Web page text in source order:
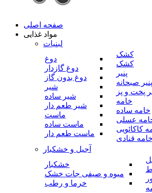
صفحه اصلی
مواد غذایی
لبنیات
کشک
کشک
پنیر
پنیر صبحانه
پخت و پز
خامه
خامه ساده
عسلی
کاکائویی
خامه قنادی
دوغ
دوغ گازدار
دوغ بدون گاز
شیر
شیر ساده
شیر طعم دار
ماست
ماست ساده
ماست طعم دار
آجیل و خشکبار
خشکبار
میوه و صیفی جات خشک
خرما و رطب